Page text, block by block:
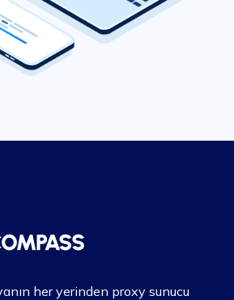
her yerinden proxy sunucu